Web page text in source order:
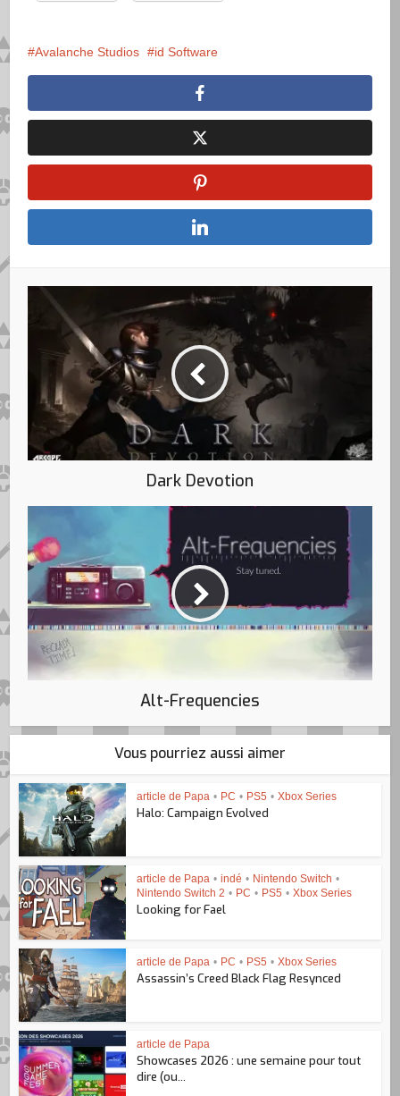
Avalanche Studios id Software
Dark Devotion
Alt-Frequencies
Vous pourriez aussi aimer
article de Papa • PC • PS5 • Xbox Series
Halo: Campaign Evolved
article de Papa • indé • Nintendo Switch •
Nintendo Switch 2 • PC • PS5 • Xbox Series
Looking for Fael
article de Papa • PC • PS5 • Xbox Series
Assassin’s Creed Black Flag Resynced
article de Papa
Showcases 2026 : une semaine pour tout
dire (ou...